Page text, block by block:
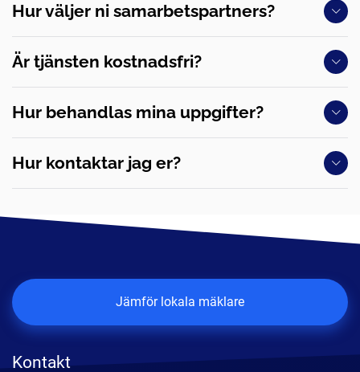
Hur väljer ni samarbetspartners?
Är tjänsten kostnadsfri?
Hur behandlas mina uppgifter?
Hur kontaktar jag er?
Kontakt
Jämför lokala mäklare